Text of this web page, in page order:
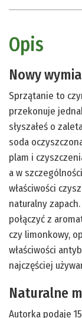
Opis
Nowy
Sprzątanie to
przekonuje
słyszałeś o
soda
plam i
a w
właściwości
naturalny
połączyć z
czy limonkowy,
właściwości
najczęściej
Naturalne
Autorka podaje